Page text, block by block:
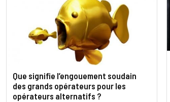
Que signifie l’engouement soudain
des grands opérateurs pour les
opérateurs alternatifs ?